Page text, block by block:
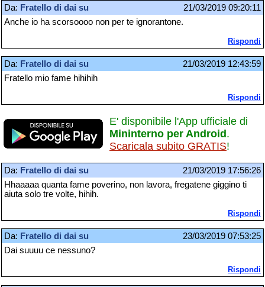
Da: Fratello di dai su
21/03/2019 09:20:11
Anche io ha scorsoooo non per te ignorantone.
Rispondi
Da: Fratello di dai su
21/03/2019 12:43:59
Fratello mio fame hihihih
Rispondi
E' disponibile l'App ufficiale di
Mininterno per Android.
Scaricala subito GRATIS!
Da: Fratello di dai su
21/03/2019 17:56:26
Hhaaaaa quanta fame poverino, non lavora, fregatene giggino ti
aiuta solo tre volte, hihih.
Rispondi
Da: Fratello di dai su
23/03/2019 07:53:25
Dai suuuu ce nessuno?
Rispondi